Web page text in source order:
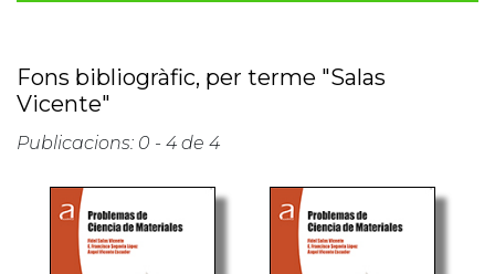
Fons bibliogràfic, per terme "Salas
Vicente"
Publicacions: 0 - 4 de 4